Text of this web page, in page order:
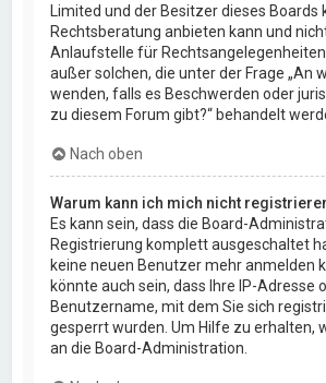
Limited und der Besitzer dieses Boards
Rechtsberatung anbieten kann und
Anlaufstelle für
außer solchen, die unter der Frage „An
wenden, falls es Beschwerden oder
zu diesem Forum gibt?“ behandelt
Nach oben
Warum kann ich mich nicht
Es kann sein, dass die Board-
Registrierung komplett ausgeschaltet
keine neuen Benutzer mehr anmelden
könnte auch sein, dass Ihre IP-Adresse
Benutzername, mit dem Sie sich
gesperrt wurden. Um Hilfe zu erhalten,
an die Board-Administration.